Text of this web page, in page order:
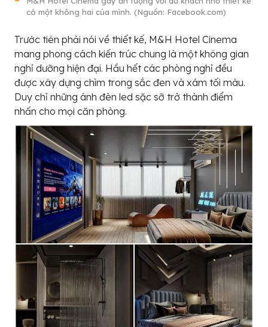
có một không hai của mình. (Nguồn: Facebook.com)
Trước tiên phải nói về thiết kế, M&H Hotel Cinema
mang phong cách kiến trúc chung là một không gian
nghỉ dưỡng hiện đại. Hầu hết các phòng nghỉ đều
được xây dựng chìm trong sắc đen và xám tối màu.
Duy chỉ những ánh đèn led sặc sỡ trở thành điểm
nhấn cho mọi căn phòng.